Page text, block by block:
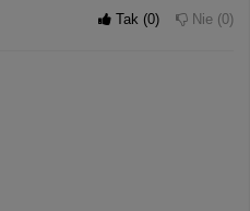
Tak 0 Nie 0